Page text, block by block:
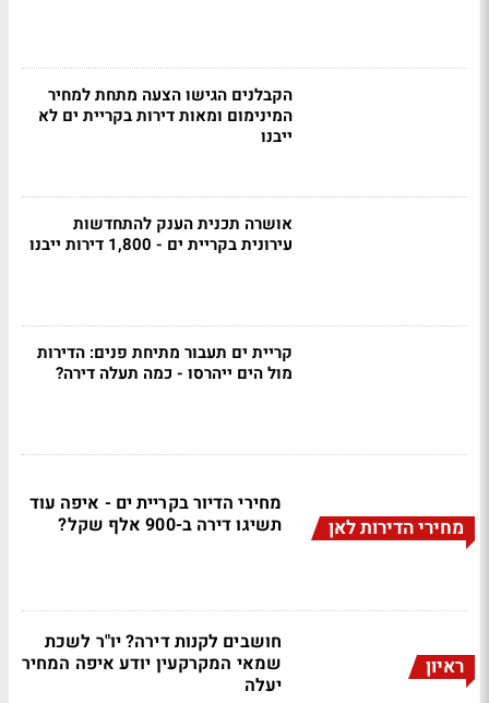
הקבלנים הגישו הצעה מתחת למחיר
המינימום ומאות דירות בקריית ים לא
ייבנו
אושרה תכנית הענק להתחדשות
עירונית בקריית ים - 1,800 דירות ייבנו
קריית ים תעבור מתיחת פנים: הדירות
מול הים ייהרסו - כמה תעלה דירה?
מחירי הדירות לאן
מחירי הדיור בקריית ים - איפה עוד
תשיגו דירה ב-900 אלף שקל?
ראיון
חושבים לקנות דירה? יו"ר לשכת
שמאי המקרקעין יודע איפה המחיר
יעלה